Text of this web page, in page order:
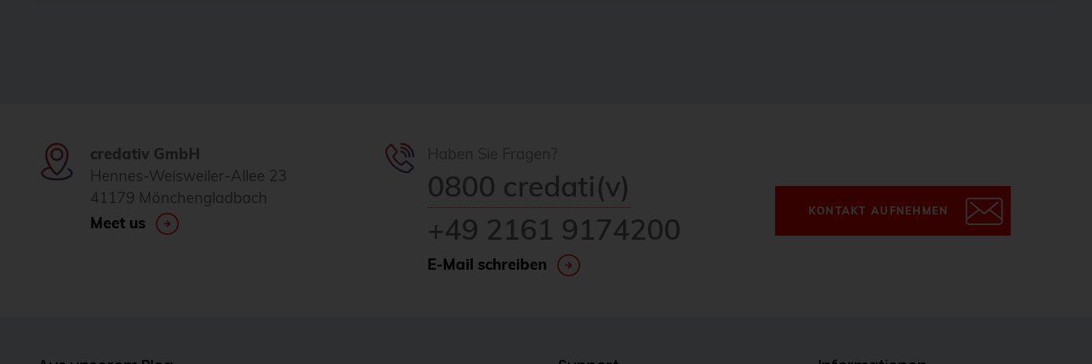
credativ GmbH
Hennes-Weisweiler-Allee 23
41179 Mönchengladbach
Meet us
0800 credati(v)
+49 2161 9174200
E-Mail schreiben
KONTAKT AUFNEHMEN